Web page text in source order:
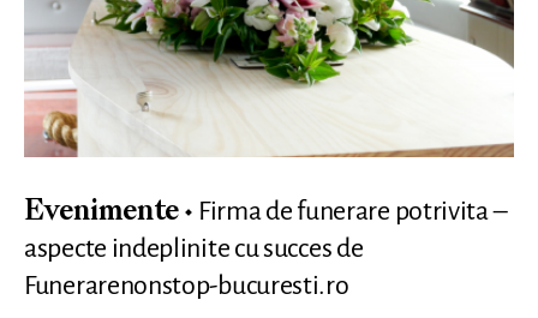
Evenimente
Firma de funerare potrivita –
aspecte indeplinite cu succes de
Funerarenonstop-bucuresti.ro